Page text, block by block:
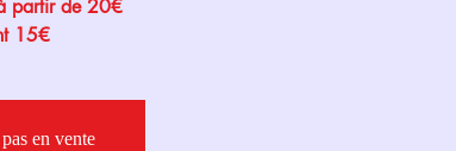
partir de 20€
15€
en vente